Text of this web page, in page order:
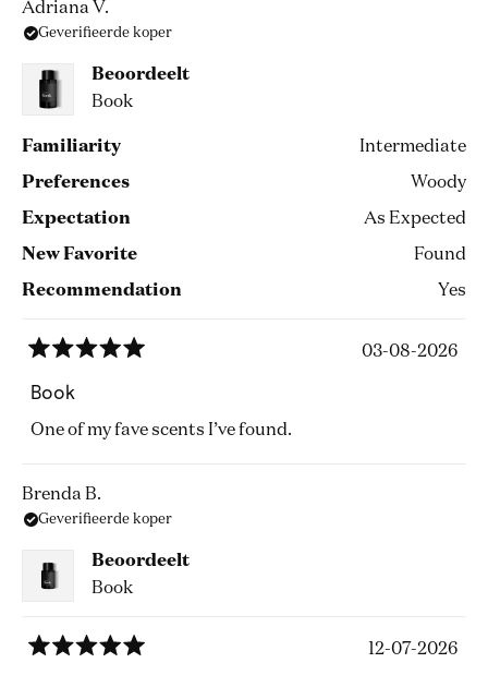
Adriana V.
Geverifieerde koper
Beoordeelt
Book
Familiarity Intermediate
Preferences Woody
Expectation As Expected
New Favorite Found
Recommendation Yes
met
5
van
de
03-08-2026
Book
One of my fave scents I’ve found.
Brenda B.
Geverifieerde koper
Beoordeelt
Book
12-07-2026